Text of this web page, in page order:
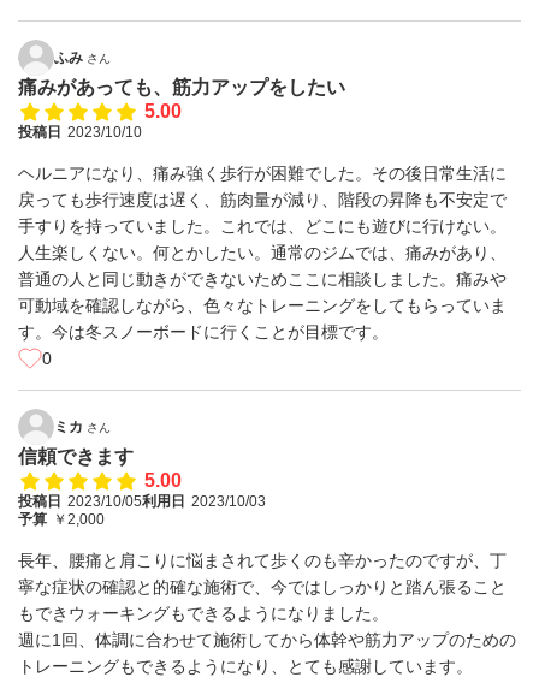
ふみ さん
痛みがあっても、筋力アップをしたい
5.00
投稿日 2023/10/10
ヘルニアになり、痛み強く歩行が困難でした。その後日常生活に
戻っても歩行速度は遅く、筋肉量が減り、階段の昇降も不安定で
手すりを持っていました。これでは、どこにも遊びに行けない。
人生楽しくない。何とかしたい。通常のジムでは、痛みがあり、
普通の人と同じ動きができないためここに相談しました。痛みや
可動域を確認しながら、色々なトレーニングをしてもらっていま
す。今は冬スノーボードに行くことが目標です。
0
ミカ さん
信頼できます
5.00
投稿日 2023/10/05利用日 2023/10/03
予算 ￥2,000
長年、腰痛と肩こりに悩まされて歩くのも辛かったのですが、丁
寧な症状の確認と的確な施術で、今ではしっかりと踏ん張ること
もできウォーキングもできるようになりました。
週に1回、体調に合わせて施術してから体幹や筋力アップのための
トレーニングもできるようになり、とても感謝しています。